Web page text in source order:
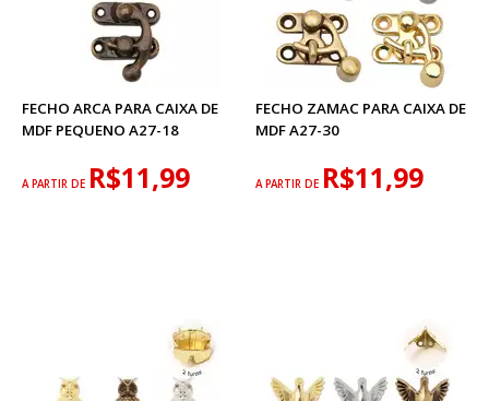
FECHO ARCA PARA CAIXA DE
MDF PEQUENO A27-18
A PARTIR DE R$11,99
FECHO ZAMAC PARA CAIXA DE
MDF A27-30
A PARTIR DE R$11,99